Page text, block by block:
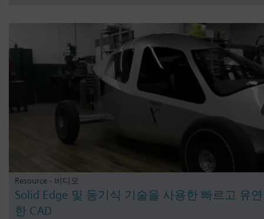
Resource - 비디오
Solid Edge 및 동기식 기술을 사용한 빠르고 유연
한 CAD